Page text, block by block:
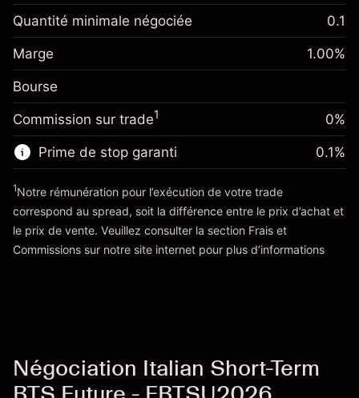
investissement
Ajustement des fonds de
Frais sur la valeur totale de la
position
-0.01096
%
Taille de la position avec effet de levier
Valeur nominale avec effet de levier
~€99,000.00
Vers la plateforme
Marge. Votre
€1,000.00
Ajustement des fonds de
overnight
Frais sur la valeur totale de la
position
%
Taille de la position avec effet de levier
Valeur nominale avec effet de levier
~ €99,000.00
Quantité minimale négociée 0.1
Marge 1.00%
Bourse
Commission sur trade1 0%
Prime de stop garanti
'Tarifs et Frais
0.1%
1Notre rémunération pour l’exécution de votre trade
correspond au spread, soit la différence entre le prix d’achat et
le prix de vente. Veuillez consulter la section Frais et
Commissions sur notre site internet pour plus d’informations
Négociation Italian Short-Term